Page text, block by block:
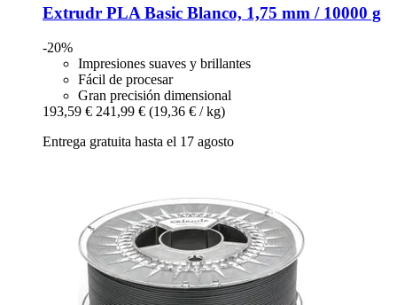
Extrudr PLA Basic Blanco, 1,75 mm / 10000 g
-20%
Impresiones suaves y brillantes
Fácil de procesar
Gran precisión dimensional
193,59 € 241,99 € (19,36 € / kg)
Entrega gratuita hasta el 17 agosto